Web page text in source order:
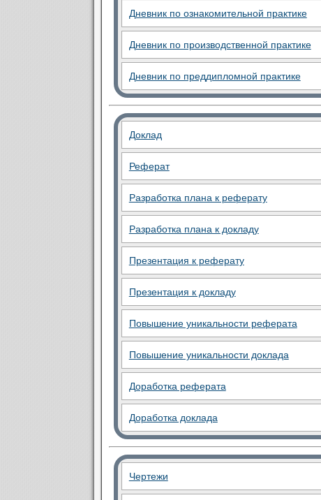
Дневник по ознакомительной практике
Дневник по производственной практике
Дневник по преддипломной практике
Доклад
Реферат
Разработка плана к реферату
Разработка плана к докладу
Презентация к реферату
Презентация к докладу
Повышение уникальности реферата
Повышение уникальности доклада
Доработка реферата
Доработка доклада
Чертежи